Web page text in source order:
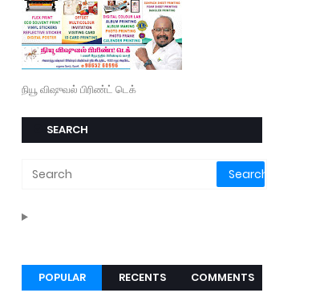
நியூ விஷுவல் பிரிண்ட் டெக்
SEARCH
POPULAR RECENTS COMMENTS